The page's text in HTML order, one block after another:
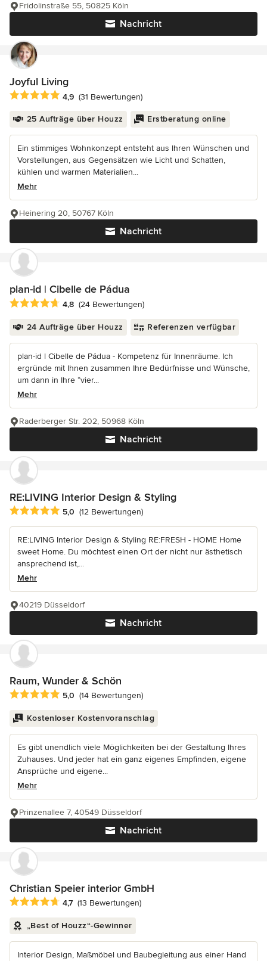
Nachricht
Fridolinstraße 55, 50825 Köln
Joyful Living
Durchschnittliche Bewertung: 4.9 von 5 Sternen
4,9 (31 Bewertungen)
25 Aufträge über Houzz Erstberatung online
Ein stimmiges Wohnkonzept entsteht aus Ihren Wünschen und
Vorstellungen, aus Gegensätzen wie Licht und Schatten,
kühlen und warmen Materialien...
Mehr
Nachricht
Heinering 20, 50767 Köln
plan-id | Cibelle de Pádua
Durchschnittliche Bewertung: 4.8 von 5 Sternen
4,8 (24 Bewertungen)
24 Aufträge über Houzz Referenzen verfügbar
plan-id l Cibelle de Pádua - Kompetenz für Innenräume. Ich
ergründe mit Ihnen zusammen Ihre Bedürfnisse und Wünsche,
um dann in Ihre “vier...
Mehr
Nachricht
Raderberger Str. 202, 50968 Köln
RE:LIVING Interior Design & Styling
Durchschnittliche Bewertung: 5 von 5 Sternen
5,0 (12 Bewertungen)
RE:LIVING Interior Design & Styling RE:FRESH - HOME Home
sweet Home. Du möchtest einen Ort der nicht nur ästhetisch
ansprechend ist,...
Mehr
Nachricht
40219 Düsseldorf
Raum, Wunder & Schön
Durchschnittliche Bewertung: 5 von 5 Sternen
5,0 (14 Bewertungen)
Kostenloser Kostenvoranschlag
Es gibt unendlich viele Möglichkeiten bei der Gestaltung Ihres
Zuhauses. Und jeder hat ein ganz eigenes Empfinden, eigene
Ansprüche und eigene...
Mehr
Nachricht
Prinzenallee 7, 40549 Düsseldorf
Christian Speier interior GmbH
Durchschnittliche Bewertung: 4.7 von 5 Sternen
4,7 (13 Bewertungen)
„Best of Houzz“-Gewinner
Interior Design, Maßmöbel und Baubegleitung aus einer Hand